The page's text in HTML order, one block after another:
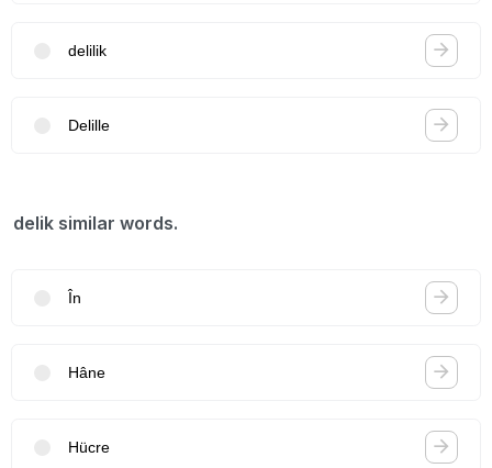
delilik
Delille
delik similar words.
În
Hâne
Hücre